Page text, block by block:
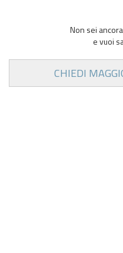
Non sei
e vuoi
CHIEDI